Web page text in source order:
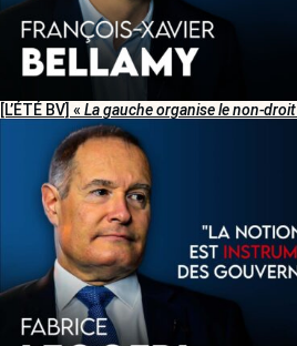
[L’ÉTÉ BV] « La gauche organise le non-droit